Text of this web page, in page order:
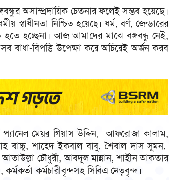
অসাম্প্রদায়িক চেতনার ফলেই সম্ভব হয়েছে।
স্বাধীনতা নিশ্চিত হয়েছে। ধর্ম, বর্ণ, জেন্ডারের
হতে হচ্ছেনা। আজ আমাদের মাঝে বঙ্গবন্ধু নেই,
বাধা-বিপত্তি উপেক্ষা করে অচিরেই অর্জন করব
প্যানেল মেয়র গিয়াস উদ্দিন, আফরোজা কালাম,
বাচ্চু, শাহেদ ইকবাল বাবু, শৈবাল দাস সুমন,
চৌধুরী, আবদুল মান্নান, শাহীন আকতার
কর্মচারীবৃন্দসহ সিবিএ নেতৃবৃন্দ।